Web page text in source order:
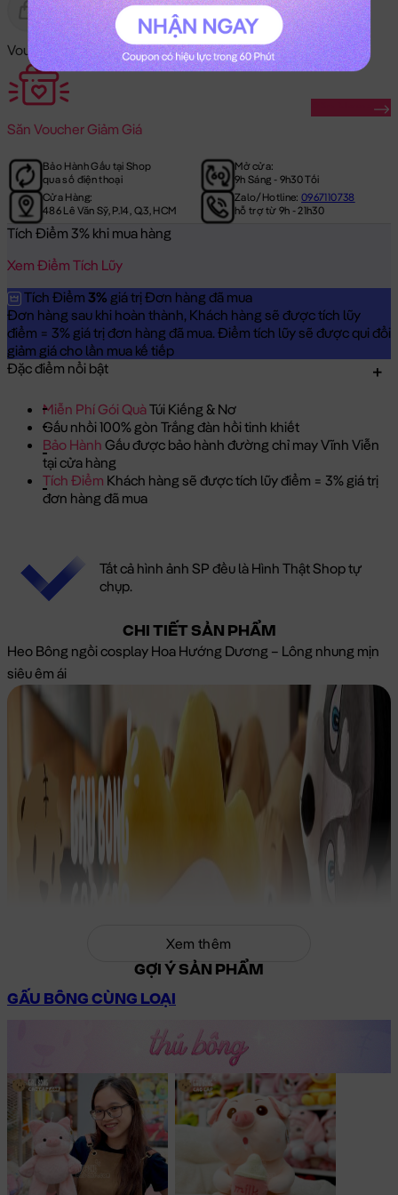
Gửi Tặng Hết Hàng
Voucher Mã Khuyến Mãi:
Săn Voucher Giảm Giá
Bảo Hành Gấu tại Shop
qua số điện thoại
Mở cửa:
9h Sáng - 9h30 Tối
Cửa Hàng:
486 Lê Văn Sỹ, P.14, Q.3, HCM
Zalo/Hotline:0967110738
hỗ trợ từ 9h - 21h30
Tích Điểm 3% khi mua hàng
Xem Điểm Tích Lũy
Tích Điểm 3% giá trị Đơn hàng đã mua
Đơn hàng sau khi hoàn thành, Khách hàng sẽ được tích lũy
điểm = 3% giá trị đơn hàng đã mua. Điểm tích lũy sẽ được qui đổi
giảm giá cho lần mua kế tiếp
Đặc điểm nổi bật
Miễn Phí Gói QuàTúi Kiếng & Nơ
Gấu nhồi 100% gòn Trắng đàn hồi tinh khiết
Bảo Hành Gấu được bảo hành đường chỉ may Vĩnh Viễn
tại cửa hàng
Tích Điểm Khách hàng sẽ được tích lũy điểm = 3% giá trị
đơn hàng đã mua
Tất cả hình ảnh SP đều là Hình Thật Shop tự
chụp.
CHI TIẾT SẢN PHẨM
Heo Bông ngồi cosplay Hoa Hướng Dương – Lông nhung mịn
siêu êm ái
Xem thêm
GỢI Ý SẢN PHẨM
GẤU BÔNG CÙNG LOẠI